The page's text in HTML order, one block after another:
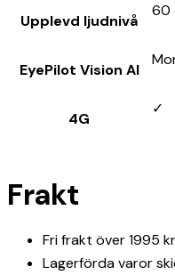
Upplevd ljudnivå
60
EyePilot Vision AI
4G
✓
Frakt
Fri frakt över 1995
Lagerförda varor